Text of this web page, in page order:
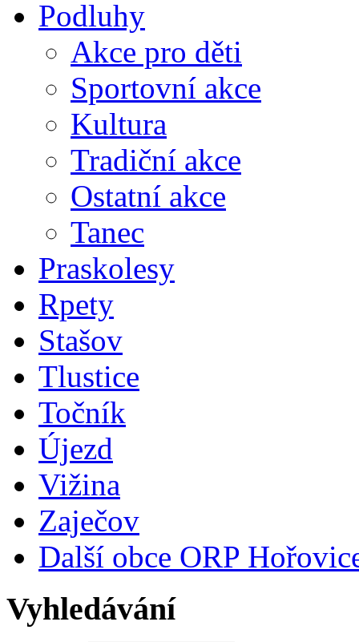
Podluhy
Akce pro děti
Sportovní akce
Kultura
Tradiční akce
Ostatní akce
Tanec
Praskolesy
Rpety
Stašov
Tlustice
Točník
Újezd
Vižina
Zaječov
Další obce ORP
Vyhledávání